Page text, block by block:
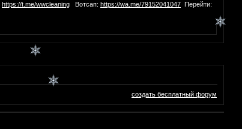
https://t.me/wwcleaning Вотсап: https://wa.me/79152041047 Перейти:
создать бесплатный форум